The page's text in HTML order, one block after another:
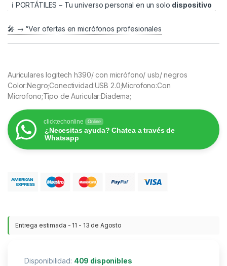
ℹ️ PORTÁTILES – Tu universo personal en un solo dispositivo
🎤 → “Ver ofertas en micrófonos profesionales
Auriculares logitech h390/ con micrófono/ usb/ negros
Color:Negro;Conectividad:USB 2.0;Microfono:Con
Microfono;Tipo de Auricular:Diadema;
clicktechonline Online
¿Necesitas ayuda? Chatea a través de
Whatsapp
Entrega estimada - 11 - 13 de Agosto
Disponibilidad: 409 disponibles